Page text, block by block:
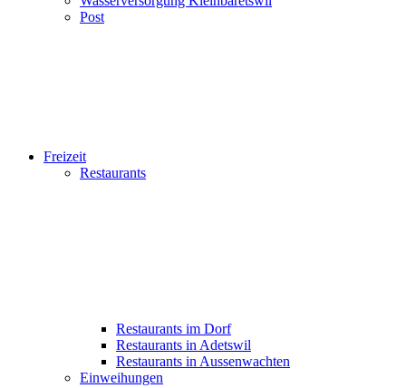
Post
Freizeit
Restaurants
Restaurants im Dorf
Restaurants in Adetswil
Restaurants in Aussenwachten
Einweihungen